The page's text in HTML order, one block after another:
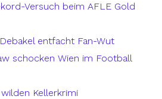
Versuch beim AFLE Gold
entfacht Fan-Wut
schocken Wien im Football
Kellerkrimi